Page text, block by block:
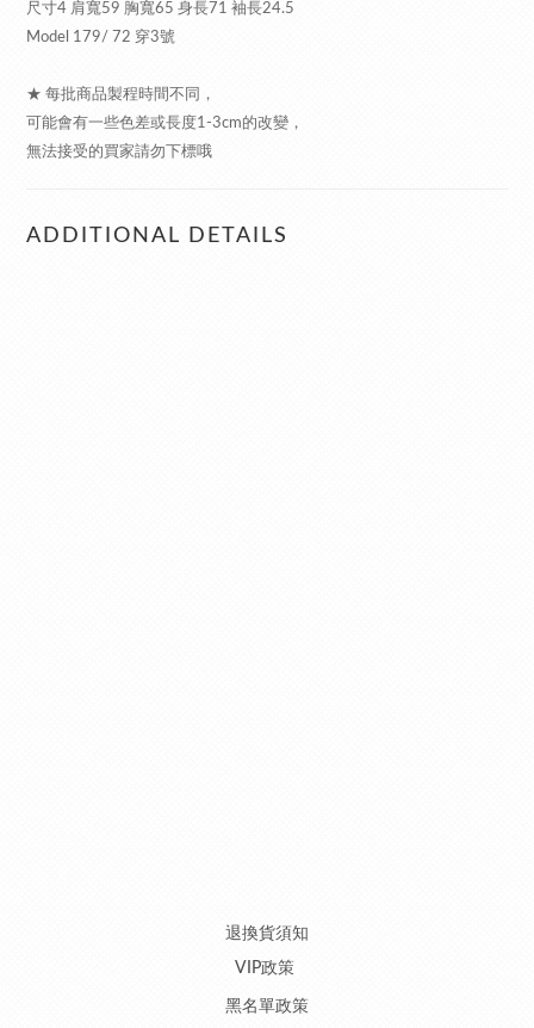
尺寸4 肩寬59 胸寬65 身長71 袖長24.5
Model 179/ 72 穿3號
★ 每批商品製程時間不同，
可能會有一些色差或長度1-3cm的改變，
無法接受的買家請勿下標哦
ADDITIONAL DETAILS
退換貨須知
VIP政策
黑名單政策